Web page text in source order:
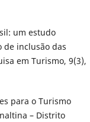
um estudo
de inclusão das
em Turismo, 9(3),
para o Turismo
– Distrito